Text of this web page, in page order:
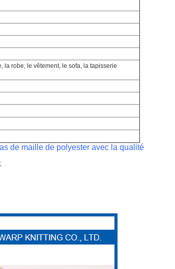
la robe, le vêtement, le sofa, la tapisserie
de maille de polyester avec la qualité